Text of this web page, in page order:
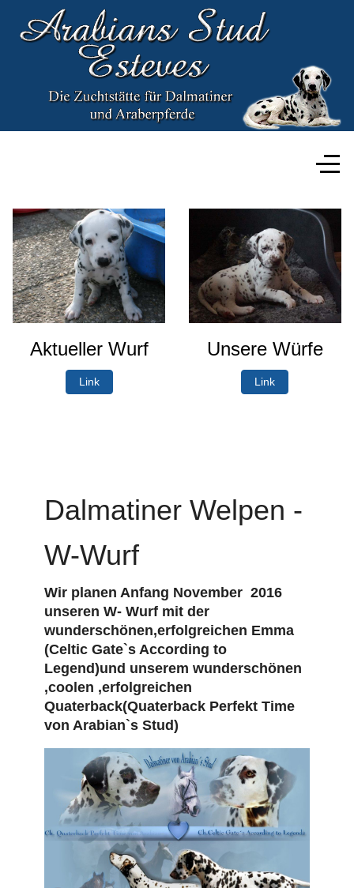
Aktueller Wurf
Link
Unsere Würfe
Link
Dalmatiner Welpen -
W-Wurf
Wir planen Anfang November 2016
unseren W- Wurf mit der
wunderschönen,erfolgreichen Emma
(Celtic Gate`s According to
Legend)und unserem wunderschönen
,coolen ,erfolgreichen
Quaterback(Quaterback Perfekt Time
von Arabian`s Stud)